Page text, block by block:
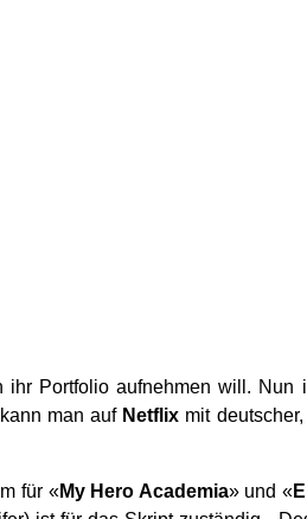
ihr Portfolio aufnehmen will. Nun
man auf Netflix mit
für «My Hero Academia» und «